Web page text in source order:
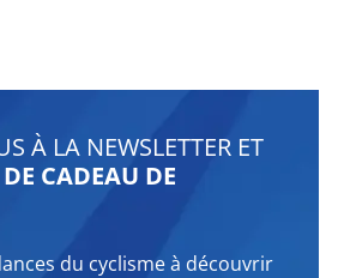
À LA NEWSLETTER ET
CADEAU DE
du cyclisme à découvrir